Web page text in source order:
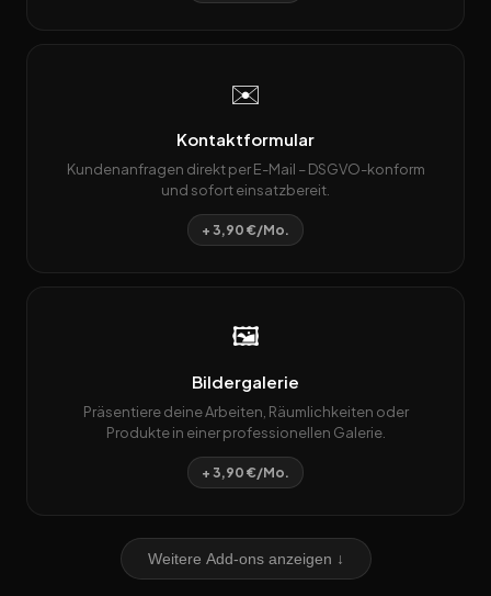
✉️
Kontaktformular
Kundenanfragen direkt per E-Mail – DSGVO-konform
und sofort einsatzbereit.
+ 3,90 €/Mo.
🖼️
Bildergalerie
Präsentiere deine Arbeiten, Räumlichkeiten oder
Produkte in einer professionellen Galerie.
+ 3,90 €/Mo.
Weitere Add-ons anzeigen ↓